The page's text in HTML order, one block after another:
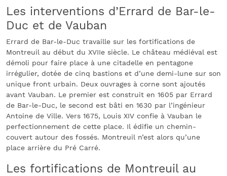
Les interventions d’Errard de Bar-le-
Duc et de Vauban
Errard de Bar-le-Duc travaille sur les fortifications de
Montreuil au début du XVIIe siècle. Le château médiéval est
démoli pour faire place à une citadelle en pentagone
irrégulier, dotée de cinq bastions et d’une demi-lune sur son
unique front urbain. Deux ouvrages à corne sont ajoutés
avant Vauban. Le premier est construit en 1605 par Errard
de Bar-le-Duc, le second est bâti en 1630 par l’ingénieur
Antoine de Ville. Vers 1675, Louis XIV confie à Vauban le
perfectionnement de cette place. Il édifie un chemin-
couvert autour des fossés. Montreuil n’est alors qu’une
place arrière du Pré Carré.
Les fortifications de Montreuil au